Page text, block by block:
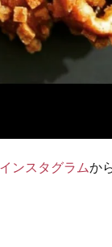
ンスタグラムか